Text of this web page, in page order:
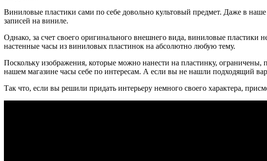
Виниловые пластики сами по себе довольно культовый предмет. Даже в
записей на виниле.
Однако, за счет своего оригинального внешнего вида, виниловые
настенные часы из виниловых пластинок на абсолютно любую тему.
Поскольку изображения, которые можно нанести на пластинку,
нашем магазине часы себе по интересам. А если вы не нашли подходящий
Так что, если вы решили придать интерьеру немного своего характера,